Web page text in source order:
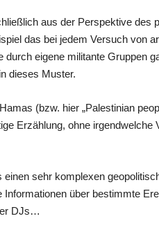
aus der Perspektive des
das bei jedem Versuch von
eigene militante Gruppen
dieses Muster.
(bzw. hier „Palestinian
Erzählung, ohne
sehr komplexen
über bestimmte
DJs…